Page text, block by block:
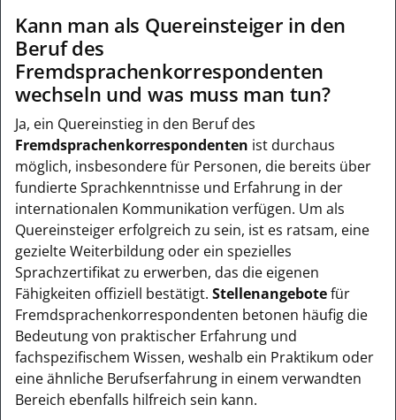
Kann man als Quereinsteiger in den
Beruf des
Fremdsprachenkorrespondenten
wechseln und was muss man tun?
Ja, ein Quereinstieg in den Beruf des
Fremdsprachenkorrespondenten ist durchaus
möglich, insbesondere für Personen, die bereits über
fundierte Sprachkenntnisse und Erfahrung in der
internationalen Kommunikation verfügen. Um als
Quereinsteiger erfolgreich zu sein, ist es ratsam, eine
gezielte Weiterbildung oder ein spezielles
Sprachzertifikat zu erwerben, das die eigenen
Fähigkeiten offiziell bestätigt. Stellenangebotefür
Fremdsprachenkorrespondenten betonen häufig die
Bedeutung von praktischer Erfahrung und
fachspezifischem Wissen, weshalb ein Praktikum oder
eine ähnliche Berufserfahrung in einem verwandten
Bereich ebenfalls hilfreich sein kann.